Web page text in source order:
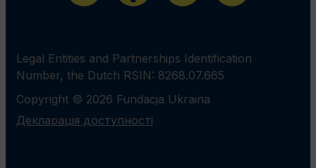
Legal Entities and Partnerships Identification
Number, the Dutch RSIN: 8268.07.665
Copyright © 2026 Fundacja Ukraina
Декларація доступності